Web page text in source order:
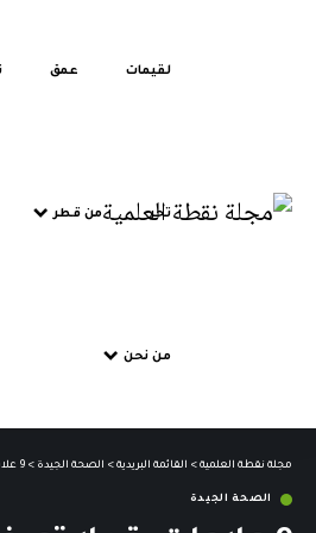
لقيمات عمق
تحر من قطر
من نحن
مجلة نقطة العلمية > القائمة البريدية > الصحة الجيدة > 9 علامات، قد لا تعرفها، تشير بأنك تعاني من التوتر الشديد
الصحة الجيدة